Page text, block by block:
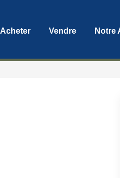
Acheter Vendre Notre